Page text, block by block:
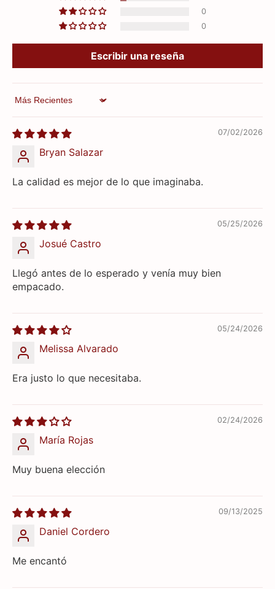
0
0
Escribir una reseña
Sort by
07/02/2026
Bryan Salazar
La calidad es mejor de lo que imaginaba.
05/25/2026
Josué Castro
Llegó antes de lo esperado y venía muy bien
empacado.
05/24/2026
Melissa Alvarado
Era justo lo que necesitaba.
02/24/2026
María Rojas
Muy buena elección
09/13/2025
Daniel Cordero
Me encantó